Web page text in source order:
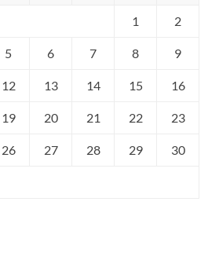
1 2
5 6 7 8 9
12 13 14 15 16
19 20 21 22 23
26 27 28 29 30